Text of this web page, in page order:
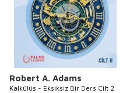
Robert A. Adams
Kalkülüs - Eksiksiz Bir Ders Cilt 2